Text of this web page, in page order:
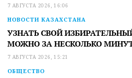
7 АВГУСТА 2026, 16:06
НОВОСТИ КАЗАХСТАНА
УЗНАТЬ СВОЙ
МОЖНО ЗА НЕСКОЛЬКО
7 АВГУСТА 2026, 15:21
ОБЩЕСТВО